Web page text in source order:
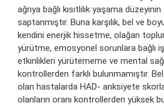
ağrıya bağlı kısıtlılık yaşama
saptanmıştır. Buna karşılık, bel ve
kendini enerjik hissetme, olağan
yürütme, emosyonel sorunlara bağlı
etkinlikleri yürütememe ve mental
kontrollerden farklı bulunmamıştır. Bel
olan hastalarda HAD- anksiyete
olanların oranı kontrollerden yüksek